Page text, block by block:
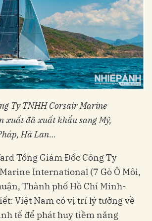
Ty TNHH Corsair Marine
xuất đã xuất khẩu sang Mỹ,
Hà Lan…
Tổng Giám Đốc Công Ty
International (7 Gò Ô Môi,
Thành phố Hồ Chí Minh-
Việt Nam có vị trí lý tưởng về
tế để phát huy tiềm năng